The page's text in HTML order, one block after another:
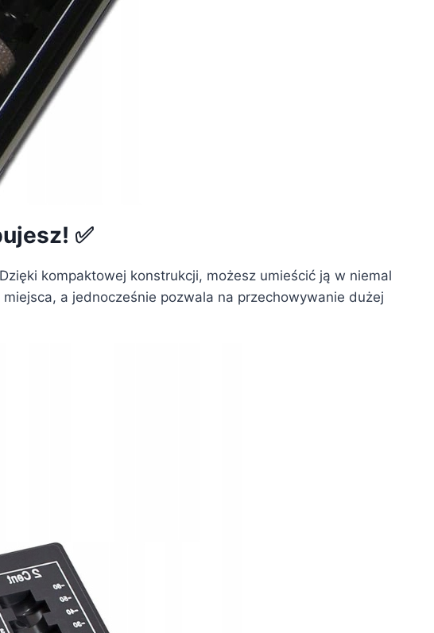
✅
kompaktowej konstrukcji, możesz umieścić ją w niemal
a jednocześnie pozwala na przechowywanie dużej